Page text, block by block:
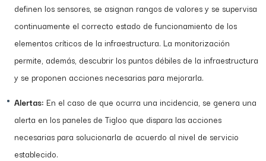
definen los sensores, se asignan rangos de valores y se supervisa
continuamente el correcto estado de funcionamiento de los
elementos críticos de la infraestructura. La monitorización
permite, además, descubrir los puntos débiles de la infraestructura
y se proponen acciones necesarias para mejorarla.
Alertas: En el caso de que ocurra una incidencia, se genera una
alerta en los paneles de Tigloo que dispara las acciones
necesarias para solucionarla de acuerdo al nivel de servicio
establecido.